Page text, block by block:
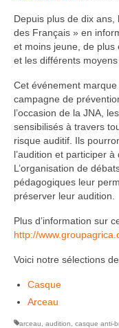
Depuis plus de dix ans,
des Français » en
et moins jeune, de plus
et les différents
Cet événement
campagne de
l’occasion de la JNA,
sensibilisés à travers
risque auditif. Ils
l’audition et participer
L’organisation de
pédagogiques leur
préserver leur audition.
Plus d’information sur
http://
Voici notre sélections
Casque
Arceau
arceau audition casque anti-